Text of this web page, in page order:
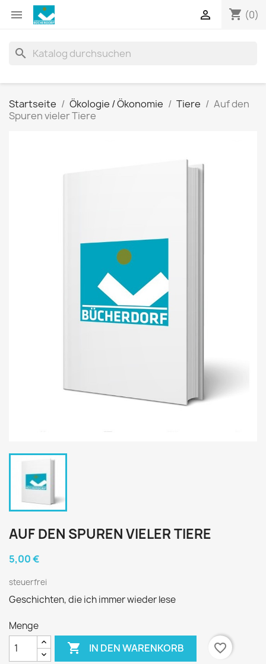
 shopping_cart (0)

search
Startseite Ökologie / Ökonomie Tiere
Auf den
Spuren vieler Tiere
AUF DEN SPUREN VIELER TIERE
5,00 €
steuerfrei
Geschichten, die ich immer wieder lese
Menge
 IN DEN WARENKORB
favorite_border